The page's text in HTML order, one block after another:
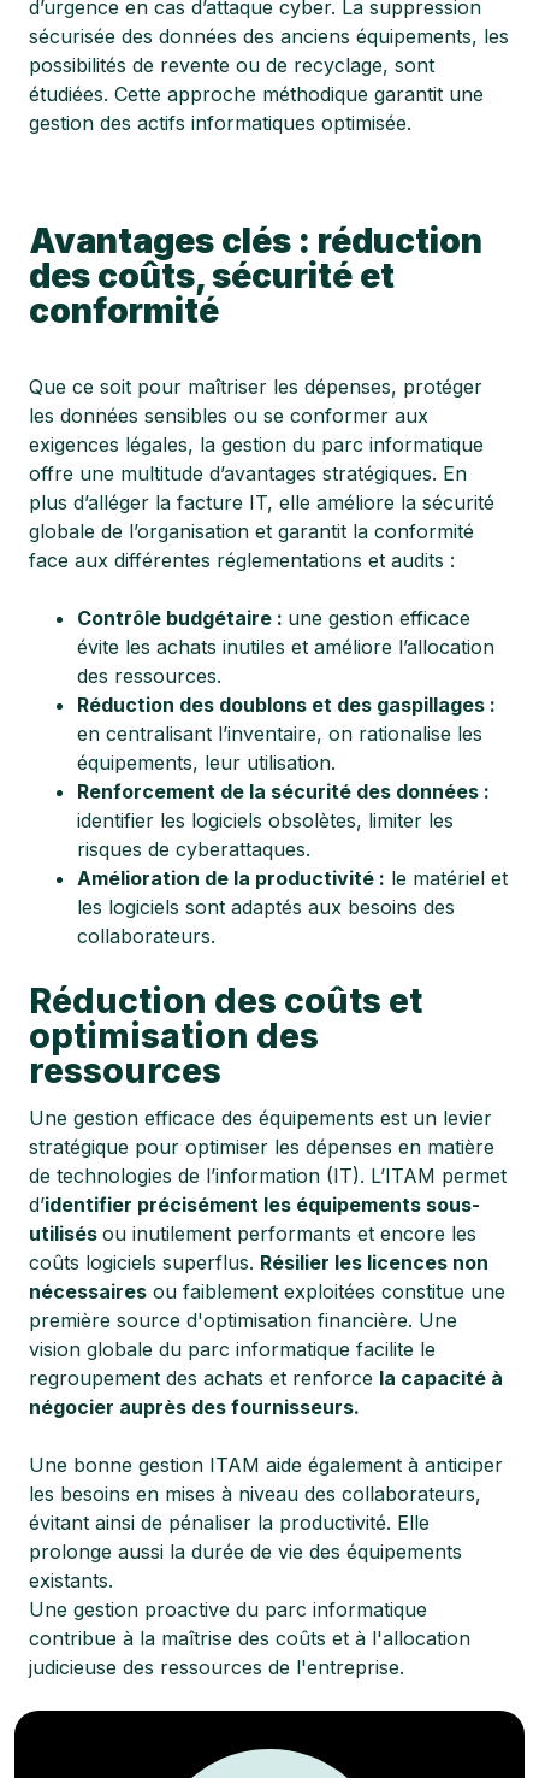
d’urgence en cas d’attaque cyber. La suppression
sécurisée des données des anciens équipements, les
possibilités de revente ou de recyclage, sont
étudiées. Cette approche méthodique garantit une
gestion des actifs informatiques optimisée.
Avantages clés : réduction
des coûts, sécurité et
conformité
Que ce soit pour maîtriser les dépenses, protéger
les données sensibles ou se conformer aux
exigences légales, la gestion du parc informatique
offre une multitude d’avantages stratégiques. En
plus d’alléger la facture IT, elle améliore la sécurité
globale de l’organisation et garantit la conformité
face aux différentes réglementations et audits :
Contrôle budgétaire : une gestion efficace
évite les achats inutiles et améliore l’allocation
des ressources.
Réduction des doublons et des gaspillages :
en centralisant l’inventaire, on rationalise les
équipements, leur utilisation.
Renforcement de la sécurité des données :
identifier les logiciels obsolètes, limiter les
risques de cyberattaques.
Amélioration de la productivité : le matériel et
les logiciels sont adaptés aux besoins des
collaborateurs.
Réduction des coûts et
optimisation des
ressources
Une gestion efficace des équipements est un levier
stratégique pour optimiser les dépenses en matière
de technologies de l’information (IT). L’ITAM permet
d’identifier précisément les équipements sous-
utilisés ou inutilement performants et encore les
coûts logiciels superflus. Résilier les licences non
nécessaires ou faiblement exploitées constitue une
première source d'optimisation financière. Une
vision globale du parc informatique facilite le
regroupement des achats et renforce la capacité à
négocier auprès des fournisseurs.
Une bonne gestion ITAM aide également à anticiper
les besoins en mises à niveau des collaborateurs,
évitant ainsi de pénaliser la productivité. Elle
prolonge aussi la durée de vie des équipements
existants.
Une gestion proactive du parc informatique
contribue à la maîtrise des coûts et à l'allocation
judicieuse des ressources de l'entreprise.